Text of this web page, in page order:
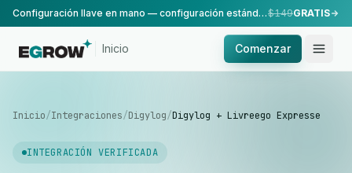
Configuración llave en mano — configuración estándar, realizada por nuestro equipo.$149GRATIS
Inicio Comenzar
Inicio/Integraciones/Digylog/Digylog + Livreego Expresse
INTEGRACIÓN VERIFICADA